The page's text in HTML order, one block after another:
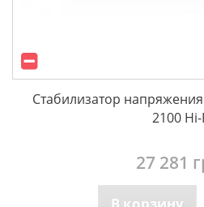
Стабилизатор
2100 Hi-
27 281